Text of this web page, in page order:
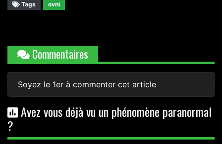
Tags ovni
Commentaires
Soyez le 1er à commenter cet article
Avez vous déjà vu un phénomène paranormal
?